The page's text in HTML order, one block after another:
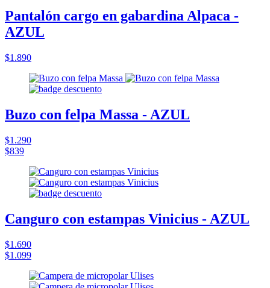
Pantalón cargo en gabardina Alpaca -
AZUL
$1.890
Buzo con felpa Massa - AZUL
$1.290
$839
Canguro con estampas Vinicius - AZUL
$1.690
$1.099